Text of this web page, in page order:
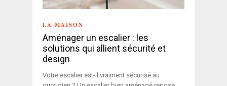
LA MAISON
Aménager un escalier : les
solutions qui allient sécurité et
design
Votre escalier est-il vraiment sécurisé au